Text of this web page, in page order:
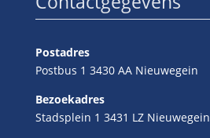
Postadres
Postbus 1 3430 AA Nieuwegein
Bezoekadres
Stadsplein 1 3431 LZ Nieuwegein